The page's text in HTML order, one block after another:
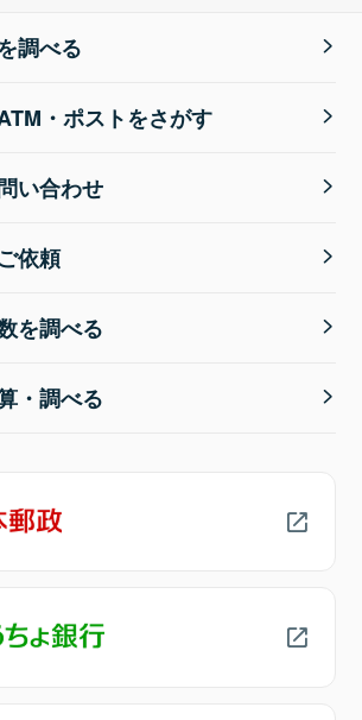
調べる
・ポストをさがす
い合わせ
依頼
を調べる
・調べる